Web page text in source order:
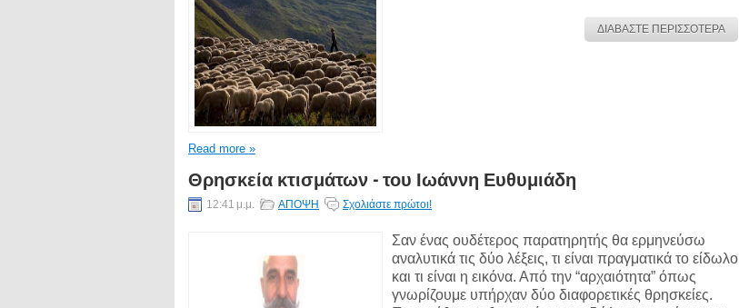
ΔΙΑΒΑΣΤΕ ΠΕΡΙΣΣΟΤΕΡΑ
Read more »
Θρησκεία κτισμάτων - του Ιωάννη Ευθυμιάδη
12:41 μ.μ. ΑΠΟΨΗ Σχολιάστε πρώτοι!
Σαν ένας ουδέτερος παρατηρητής θα ερμηνεύσω
αναλυτικά τις δύο λέξεις, τι είναι πραγματικά το είδωλο
και τι είναι η εικόνα. Από την “αρχαιότητα” όπως
γνωρίζουμε υπήρχαν δύο διαφορετικές θρησκείες.